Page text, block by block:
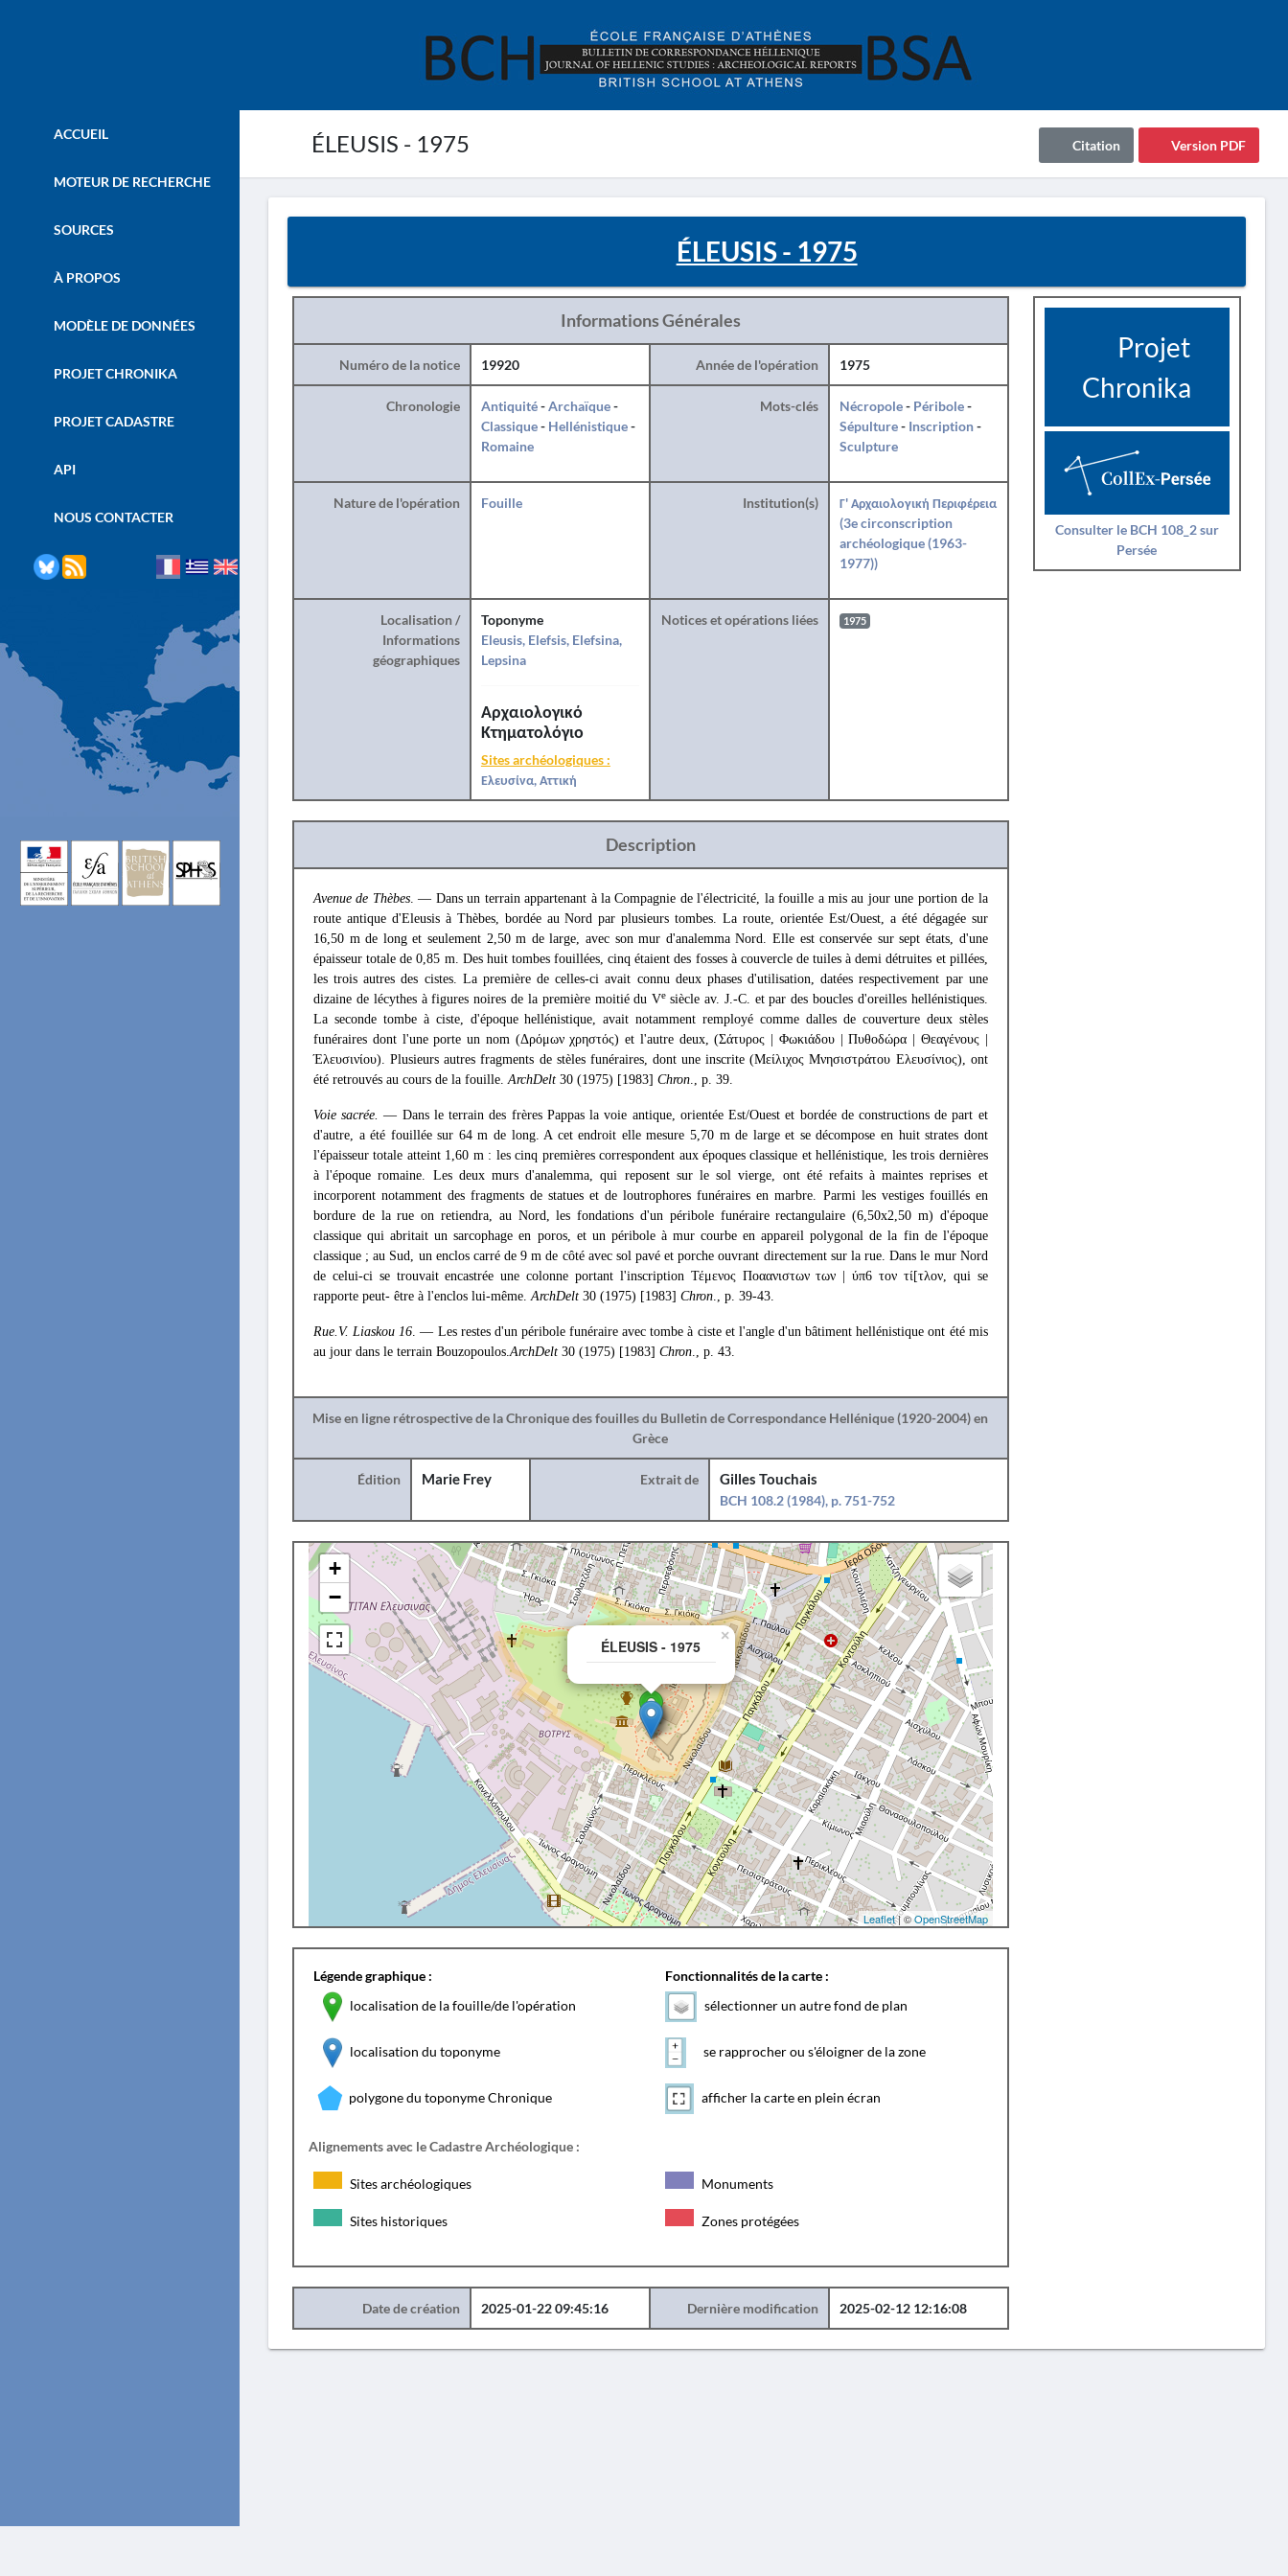
ÉLEUSIS - 1975 Version PDF
Citation
ACCUEIL
MOTEUR DE RECHERCHE
SOURCES
À PROPOS
MODÈLE DE DONNÉES
PROJET CHRONIKA
PROJET CADASTRE
API
NOUS CONTACTER
ÉLEUSIS - 1975
Informations Générales
Numéro de la notice 19920 Année de l'opération 1975
Chronologie Antiquité-Archaïque-
Classique- Hellénistique-
Romaine
Mots-clés Nécropole- Péribole-
Sépulture- Inscription-
Sculpture
Nature de l'opération Fouille Institution(s)
Γ' Αρχαιολογική Περιφέρεια
(3e circonscription
archéologique (1963-
1977))
Localisation /
Informations
géographiques
Toponyme
Eleusis, Elefsis, Elefsina,
Lepsina
Αρχαιολογικό
Κτηματολόγιο
Sites archéologiques :
Ελευσίνα, Αττική
Notices et opérations liées 1975
Description
Avenue de Thèbes. — Dans un terrain appartenant à la Compagnie de l'électricité, la fouille a mis au jour une portion de la
route antique d'Eleusis à Thèbes, bordée au Nord par plusieurs tombes. La route, orientée Est/Ouest, a été dégagée sur
16,50 m de long et seulement 2,50 m de large, avec son mur d'analemma Nord. Elle est conservée sur sept états, d'une
épaisseur totale de 0,85 m. Des huit tombes fouillées, cinq étaient des fosses à couvercle de tuiles à demi détruites et pillées,
les trois autres des cistes. La première de celles-ci avait connu deux phases d'utilisation, datées respectivement par une
dizaine de lécythes à figures noires de la première moitié du Ve siècle av. J.-C. et par des boucles d'oreilles hellénistiques.
La seconde tombe à ciste, d'époque hellénistique, avait notamment remployé comme dalles de couverture deux stèles
funéraires dont l'une porte un nom (Δρόμων χρηστός) et l'autre deux, (Σάτυρος | Φωκιάδου | Πυθοδώρα | Θεαγένους |
Έλευσινίου). Plusieurs autres fragments de stèles funéraires, dont une inscrite (Μείλιχος Μνησιστράτου Ελευσίνιος), ont
été retrouvés au cours de la fouille.ArchDelt 30 (1975) [1983] Chron., p. 39.
Voie sacrée. — Dans le terrain des frères Pappas la voie antique, orientée Est/Ouest et bordée de constructions de part et
d'autre, a été fouillée sur 64 m de long. A cet endroit elle mesure 5,70 m de large et se décompose en huit strates dont
l'épaisseur totale atteint 1,60 m : les cinq premières correspondent aux époques classique et hellénistique, les trois dernières
à l'époque romaine. Les deux murs d'analemma, qui reposent sur le sol vierge, ont été refaits à maintes reprises et
incorporent notamment des fragments de statues et de loutrophores funéraires en marbre. Parmi les vestiges fouillés en
bordure de la rue on retiendra, au Nord, les fondations d'un péribole funéraire rectangulaire (6,50x2,50 m) d'époque
classique qui abritait un sarcophage en poros, et un péribole à mur courbe en appareil polygonal de la fin de l'époque
classique ; au Sud, un enclos carré de 9 m de côté avec sol pavé et porche ouvrant directement sur la rue. Dans le mur Nord
de celui-ci se trouvait encastrée une colonne portant l'inscription Τέμενος Ποαανιστων των | ύπ6 τον τί[τλον, qui se
rapporte peut- être à l'enclos lui-même. ArchDelt 30 (1975) [1983] Chron., p. 39-43.
Rue.V. Liaskou 16. — Les restes d'un péribole funéraire avec tombe à ciste et l'angle d'un bâtiment hellénistique ont été mis
au jour dans le terrain Bouzopoulos.ArchDelt 30 (1975) [1983] Chron., p. 43.
Mise en ligne rétrospective de la Chronique des fouilles du Bulletin de Correspondance Hellénique (1920-2004) en
Grèce
Édition Marie Frey Extrait de
Gilles Touchais
BCH 108.2 (1984), p. 751-752
ÉLEUSIS - 1975
×
+
−
Leaflet| ©OpenStreetMap
Légende graphique :
localisation de la fouille/de l'opération
localisation du toponyme
polygone du toponyme Chronique
Fonctionnalités de la carte :
sélectionner un autre fond de plan
se rapprocher ou s'éloigner de la zone
afficher la carte en plein écran
Alignements avec le Cadastre Archéologique :
Sites archéologiques Monuments
Sites historiques Zones protégées
Date de création 2025-01-22 09:45:16 Dernière modification 2025-02-12 12:16:08
Projet
Chronika
Consulter le BCH 108_2 sur
Persée